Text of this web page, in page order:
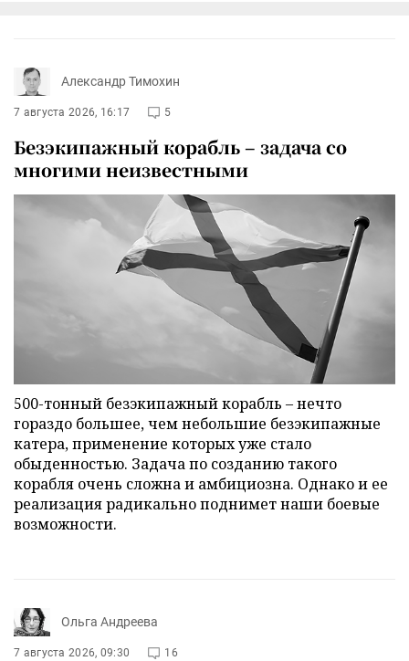
Александр Тимохин
7 августа 2026, 16:17 5
Безэкипажный корабль – задача со
многими неизвестными
500-тонный безэкипажный корабль – нечто
гораздо большее, чем небольшие безэкипажные
катера, применение которых уже стало
обыденностью. Задача по созданию такого
корабля очень сложна и амбициозна. Однако и ее
реализация радикально поднимет наши боевые
возможности.
Ольга Андреева
7 августа 2026, 09:30 16